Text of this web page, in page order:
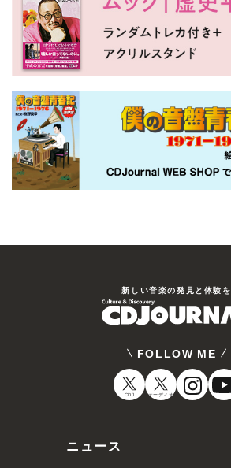
新しい⾳楽の発⾒と体験を
FOLLOW ME
CDJ オーディオ
ニュース